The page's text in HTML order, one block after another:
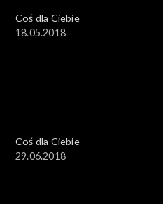
Coś dla Ciebie
18.05.2018
Coś dla Ciebie
29.06.2018